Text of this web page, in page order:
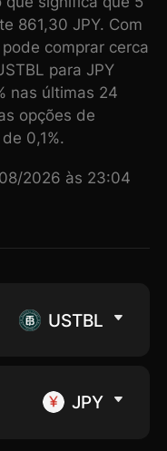
861,30 JPY. Com
comprar cerca
para JPY
nas últimas 24
opções de
0,1%.
2026 às 23:04
USTBL
JPY